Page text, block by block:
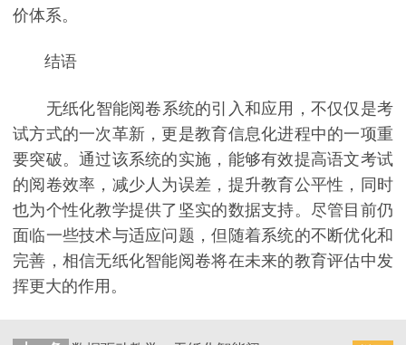
价体系。
结语
无纸化智能阅卷系统的引入和应用，不仅仅是考
试方式的一次革新，更是教育信息化进程中的一项重
要突破。通过该系统的实施，能够有效提高语文考试
的阅卷效率，减少人为误差，提升教育公平性，同时
也为个性化教学提供了坚实的数据支持。尽管目前仍
面临一些技术与适应问题，但随着系统的不断优化和
完善，相信无纸化智能阅卷将在未来的教育评估中发
挥更大的作用。